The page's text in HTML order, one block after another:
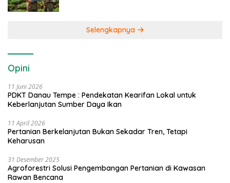
Selengkapnya
Opini
11 Juni 2026
PDKT Danau Tempe : Pendekatan Kearifan Lokal untuk
Keberlanjutan Sumber Daya Ikan
11 April 2026
Pertanian Berkelanjutan Bukan Sekadar Tren, Tetapi
Keharusan
31 Desember 2025
Agroforestri Solusi Pengembangan Pertanian di Kawasan
Rawan Bencana